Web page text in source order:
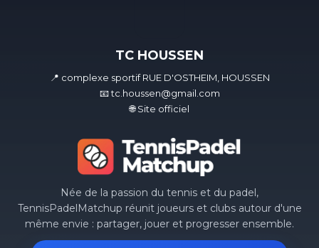
TC HOUSSEN
📍 complexe sportif RUE D'OSTHEIM, HOUSSEN
📧 tc.houssen@gmail.com
🌐 Site officiel
Née de la passion du tennis et du padel,
TennisPadelMatchup réunit joueurs et clubs autour d'une
même envie : partager, jouer et progresser ensemble.